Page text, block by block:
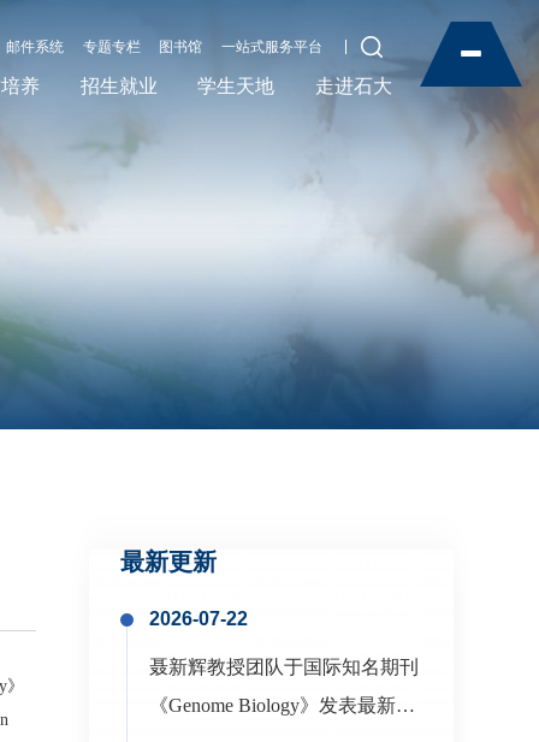
邮件系统 专题专栏 图书馆 一站式服务平台
养 招生就业 学生天地 走进石大
》
最新更新